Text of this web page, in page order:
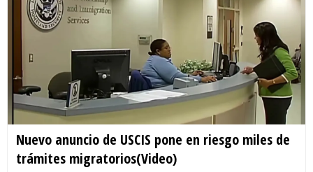
Nuevo anuncio de USCIS pone en riesgo miles de
trámites migratorios(Video)